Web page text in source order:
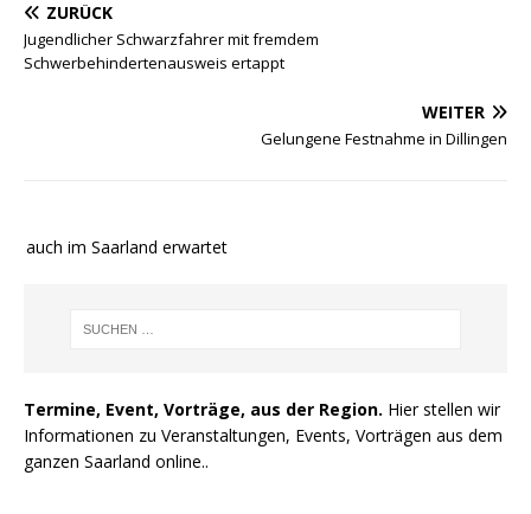
ZURÜCK
Jugendlicher Schwarzfahrer mit fremdem
Schwerbehindertenausweis ertappt
WEITER
Gelungene Festnahme in Dillingen
auch im Saarland erwartet
Termine, Event, Vorträge, aus der Region. Hier stellen wir
Informationen zu Veranstaltungen, Events, Vorträgen aus dem
ganzen Saarland online..